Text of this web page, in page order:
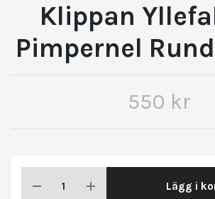
Klippan
Pimpernel
550 kr
Lägg i